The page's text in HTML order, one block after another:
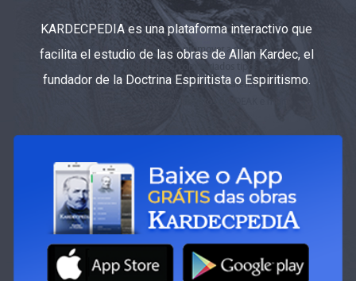
KARDECPEDIA es una plataforma interactivo que
facilita el estudio de las obras de Allan Kardec, el
fundador de la Doctrina Espiritista o Espiritismo.